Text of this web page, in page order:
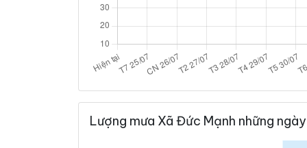
Lượng mưa Xã Đức Mạnh những